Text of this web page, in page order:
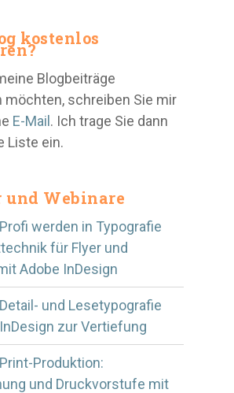
kostenlos
Blogbeiträge
möchten, schreiben Sie mir
E-Mail. Ich trage Sie dann
Liste ein.
und Webinare
werden in Typografie
für Flyer und
Adobe InDesign
und Lesetypografie
zur Vertiefung
Produktion:
und Druckvorstufe mit